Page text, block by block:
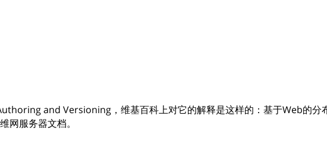
and Versioning，维基百科上对它的解释是这样的：基于Web的分
网服务器文档。